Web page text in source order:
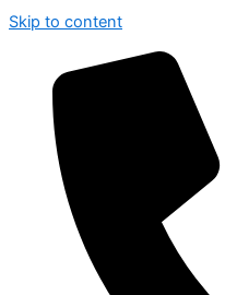
Skip to content